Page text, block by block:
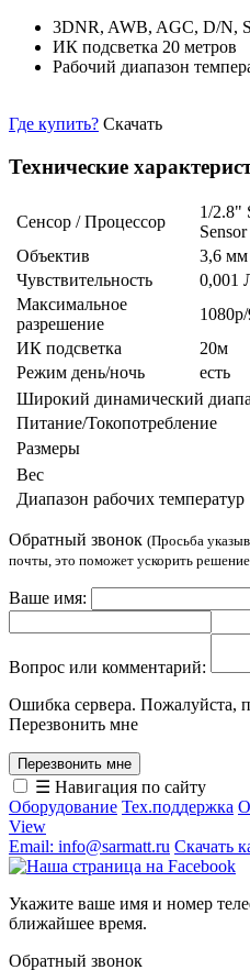
3DNR, AWB, AGC, D/N,
ИК подсветка 20 метров
Рабочий диапазон
Где купить? Скачать
Технические
Сенсор / Процессор
1/2.8"
Sensor
Объектив
3,6 мм
Чувствительность
0,001
Максимальное
разрешение
ИК подсветка
20м
Режим день/ночь
есть
Широкий динамический
Питание/Токопотребление
Размеры
Вес
Диапазон рабочих температур
Обратный звонок (Просьба
почты, это поможет ускорить
Ваше имя:
Вопрос или комментарий:
Ошибка сервера. Пожалуйста,
Перезвонить мне
☰ Навигация по сайту
Оборудование Тех.поддержка
View
Email: info@sarmatt.ru Скачать
Укажите ваше имя и номер
ближайшее время.
Обратный звонок